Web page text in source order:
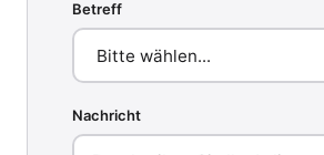
Betreff
Nachricht